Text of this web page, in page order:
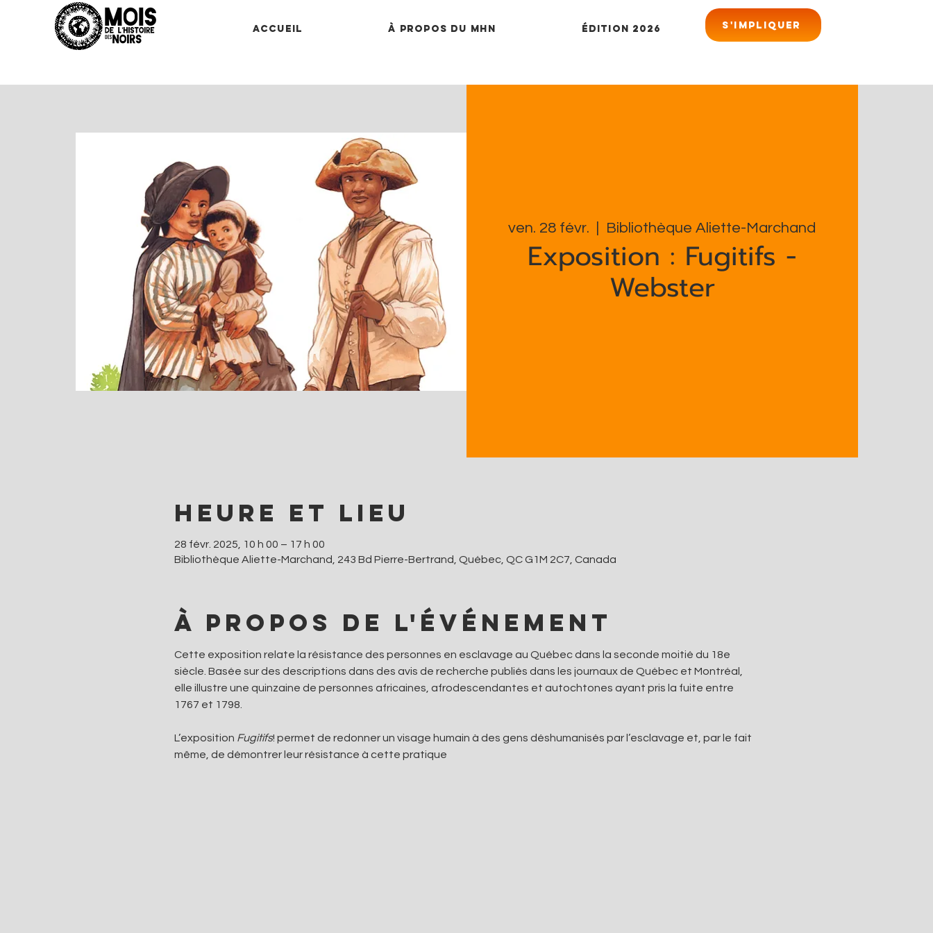
Accueil À propos du MHN Édition 2026 S'impliquer
ven. 28 févr. Bibliothèque Aliette-Marchand
Exposition : Fugitifs -
Webster
Heure et lieu
28 févr. 2025, 10 h 00 – 17 h 00
Bibliothèque Aliette-Marchand, 243 Bd Pierre-Bertrand, Québec, QC G1M 2C7, Canada
À propos de l'événement
Cette exposition relate la résistance des personnes en esclavage au Québec dans la seconde moitié du 18e
siècle. Basée sur des descriptions dans des avis de recherche publiés dans les journaux de Québec et Montréal,
elle illustre une quinzaine de personnes africaines, afrodescendantes et autochtones ayant pris la fuite entre
1767 et 1798.
L’exposition Fugitifs! permet de redonner un visage humain à des gens déshumanisés par l’esclavage et, par le fait
même, de démontrer leur résistance à cette pratique